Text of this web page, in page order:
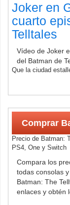
Joker en
cuarto
Telltales
Vídeo de Joker
del Batman de
Que la ciudad
Comprar
Precio de Batman:
PS4, One y Switch
Compara los
todas consolas
Batman: The
enlaces y obtén